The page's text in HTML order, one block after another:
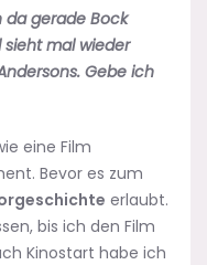
da gerade Bock
sieht mal wieder
Gebe ich
eine Film
Bevor es zum
erlaubt.
bis ich den Film
Kinostart habe ich